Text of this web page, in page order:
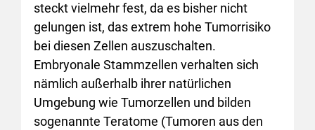
steckt vielmehr fest, da es bisher nicht
gelungen ist, das extrem hohe Tumorrisiko
bei diesen Zellen auszuschalten.
Embryonale Stammzellen verhalten sich
nämlich außerhalb ihrer natürlichen
Umgebung wie Tumorzellen und bilden
sogenannte Teratome (Tumoren aus den